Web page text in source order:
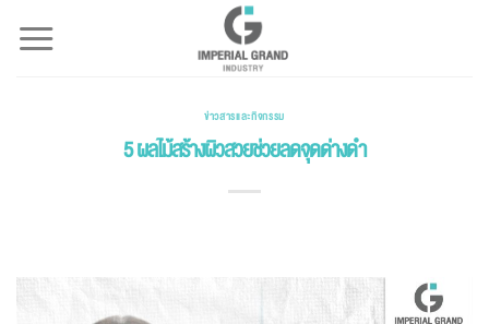
ข่าวสารและกิจกรรม
5 ผลไม้สร้างผิวสวยช่วยลดจุดด่างดำ